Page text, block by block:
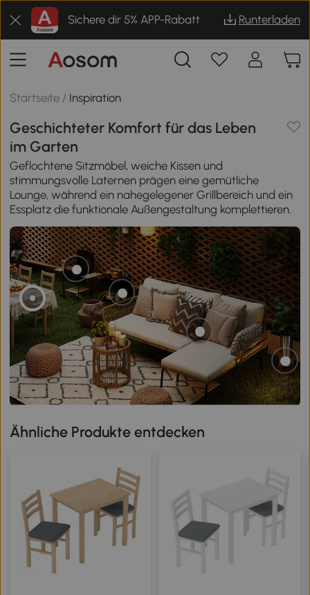
Sichere dir 5% APP-Rabatt Runterladen
Startseite / Inspiration
Geschichteter Komfort für das Leben
im Garten
Geflochtene Sitzmöbel, weiche Kissen und
stimmungsvolle Laternen prägen eine gemütliche
Lounge, während ein nahegelegener Grillbereich und ein
Essplatz die funktionale Außengestaltung komplettieren.
Ähnliche Produkte entdecken